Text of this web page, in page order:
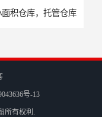
号-13
所有权利.